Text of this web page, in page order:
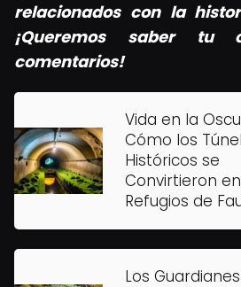
relacionados con la
¡Queremos saber tu
comentarios!
Vida en la
Cómo los
Históricos se
Convirtieron en
Refugios de
Los